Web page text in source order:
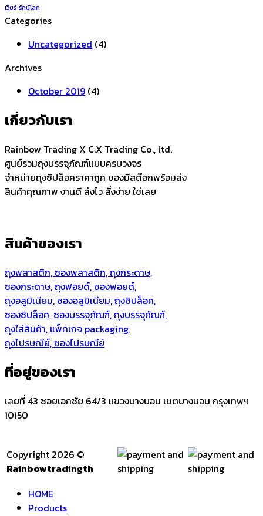
เวียร์ รักษ์โลก
Categories
Uncategorized (4)
Archives
October 2019 (4)
เกี่ยวกับเรา
Rainbow Trading X C.X Trading Co., ltd.
ศูนย์รวมถุงบรรจุภัณฑ์แบบครบวงจร
จำหน่ายถุงซิปล็อคราคาถูก ของมีสต๊อกพร้อมส่ง
สินค้าคุณภาพ งานดี ส่งไว สั่งง่าย ใช่เลย
สินค้าของเรา
ถุงพลาสติก, ซองพลาสติก, ถุงกระดาษ,
ซองกระดาษ, ถุงฟอยด์, ซองฟอยด์,
ถุงอลูมิเนียม, ซองอลูมิเนียม, ถุงซิปล็อค,
ซองซิปล็อค, ซองบรรจุภัณฑ์, ถุงบรรจุภัณฑ์,
ถุงใส่สินค้า, แพ็คเกจ packaging,
ถุงไปรษณีย์, ซองไปรษณีย์
ที่อยู่ของเรา
เลยที่ 43 ซอยเอกชัย 64/3 แขวงบางบอน เขตบางบอน กรุงเทพฯ
10150
Copyright 2026 ©
Rainbowtradingth
HOME
Products